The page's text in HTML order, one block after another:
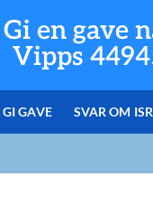
Gi en gave
Vipps
GI GAVE SVAR OM